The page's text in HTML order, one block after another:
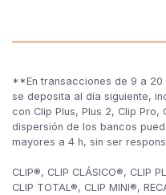
**En transacciones de 9 a 20
se deposita al día siguiente,
con Clip Plus, Plus 2, Clip
dispersión de los bancos
mayores a 4 h, sin ser
CLIP®, CLIP CLÁSICO®, CLIP
CLIP TOTAL®, CLIP MINI®,